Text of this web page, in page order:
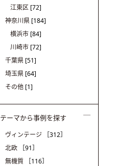
江東区 [72]
神奈川県 [184]
横浜市 [84]
川崎市 [72]
千葉県 [51]
埼玉県 [64]
その他 [1]
テーマから事例を探す
ヴィンテージ
［312］
北欧
［91］
無機質
［116］